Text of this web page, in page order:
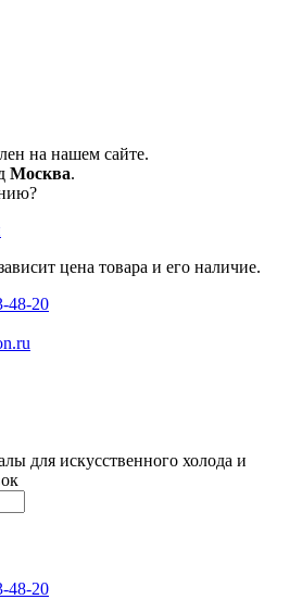
на нашем сайте.
Москва.
цена товара и его наличие.
48-20
для искусственного холода и
48-20